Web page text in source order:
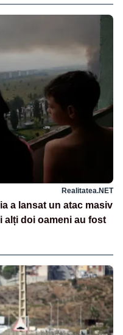
Realitatea.NET
a lansat un atac masiv
alți doi oameni au fost